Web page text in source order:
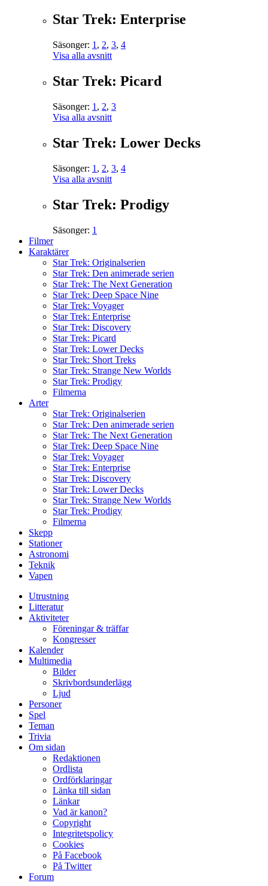
Star Trek: Enterprise
Säsonger: 1 , 2, 3, 4
Visa alla avsnitt
Star Trek: Picard
Säsonger: 1 , 2, 3
Visa alla avsnitt
Star Trek: Lower Decks
Säsonger: 1 , 2, 3, 4
Visa alla avsnitt
Star Trek: Prodigy
Säsonger: 1
Filmer
Karaktärer
Star Trek: Originalserien
Star Trek: Den animerade serien
Star Trek: The Next Generation
Star Trek: Deep Space Nine
Star Trek: Voyager
Star Trek: Enterprise
Star Trek: Discovery
Star Trek: Picard
Star Trek: Lower Decks
Star Trek: Short Treks
Star Trek: Strange New Worlds
Star Trek: Prodigy
Filmerna
Arter
Star Trek: Originalserien
Star Trek: Den animerade serien
Star Trek: The Next Generation
Star Trek: Deep Space Nine
Star Trek: Voyager
Star Trek: Enterprise
Star Trek: Discovery
Star Trek: Lower Decks
Star Trek: Strange New Worlds
Star Trek: Prodigy
Filmerna
Skepp
Stationer
Astronomi
Teknik
Vapen
Utrustning
Litteratur
Aktiviteter
Föreningar & träffar
Kongresser
Kalender
Multimedia
Bilder
Skrivbordsunderlägg
Ljud
Personer
Spel
Teman
Trivia
Om sidan
Redaktionen
Ordlista
Ordförklaringar
Länka till sidan
Länkar
Vad är kanon?
Copyright
Integritetspolicy
Cookies
På Facebook
På Twitter
Forum